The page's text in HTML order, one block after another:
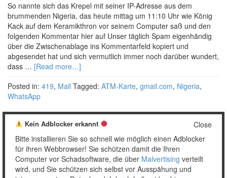
So nannte sich das Krepel mit seiner IP-Adresse aus dem
brummenden Nigeria, das heute mittag um 11:10 Uhr wie König
Kack auf dem Keramikthron vor seinem Computer saß und den
folgenden Kommentar hier auf Unser täglich Spam eigenhändig
über die Zwischenablage ins Kommentarfeld kopiert und
abgesendet hat und sich vermutlich immer noch darüber wundert,
dass … [Read more…]
Posted in: 419, Mail Tagged: ATM-Karte, gmail.com, Nigeria,
WhatsApp
1 2 … 4 Weiter »
Close
Kein Adblocker erkannt
Bitte installieren Sie so schnell wie möglich einen Adblocker
für ihren Webbrowser! Sie schützen damit die Ihren
Computer vor Schadsoftware, die über Malvertising verteilt
wird, und Sie schützen sich selbst vor Ausspähung und